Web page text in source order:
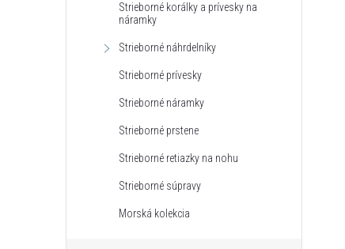
Strieborné korálky a prívesky na
náramky
Strieborné náhrdelníky
Strieborné prívesky
Strieborné náramky
Strieborné prstene
Strieborné retiazky na nohu
Strieborné súpravy
Morská kolekcia